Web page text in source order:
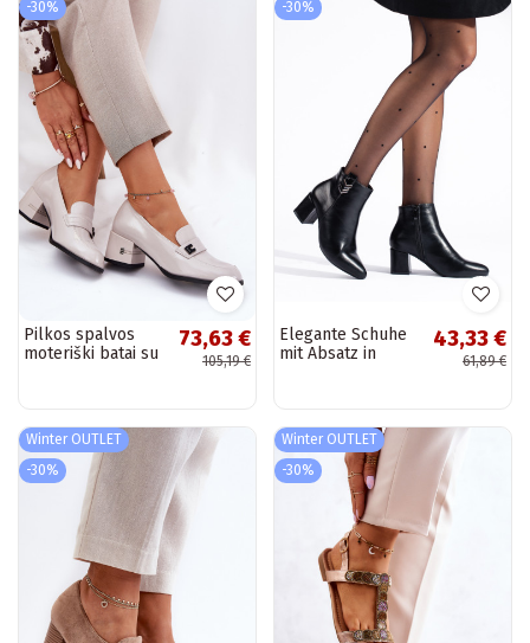
-30%
Pilkos spalvos
moteriški batai su
73,63 €
105,19 €
-30%
Elegante Schuhe
mit Absatz in
43,33 €
61,89 €
Winter OUTLET
-30%
Winter OUTLET
-30%